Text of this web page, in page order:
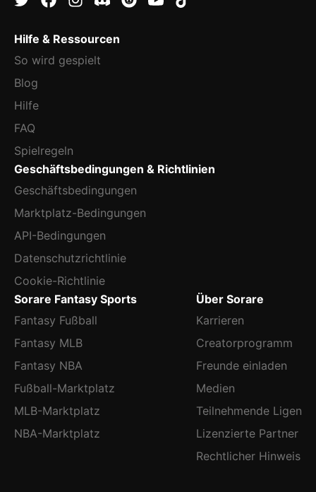
Hilfe & Ressourcen
So wird gespielt
Blog
Hilfe
FAQ
Spielregeln
Geschäftsbedingungen & Richtlinien
Geschäftsbedingungen
Marktplatz-Bedingungen
API-Bedingungen
Datenschutzrichtlinie
Cookie-Richtlinie
Sorare Fantasy Sports
Fantasy Fußball
Fantasy MLB
Fantasy NBA
Fußball-Marktplatz
MLB-Marktplatz
NBA-Marktplatz
Über Sorare
Karrieren
Creatorprogramm
Freunde einladen
Medien
Teilnehmende Ligen
Lizenzierte Partner
Rechtlicher Hinweis